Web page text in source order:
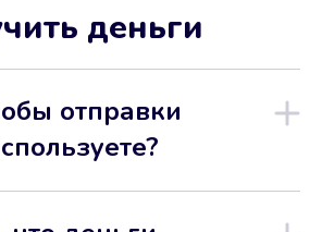
деньги
отправки